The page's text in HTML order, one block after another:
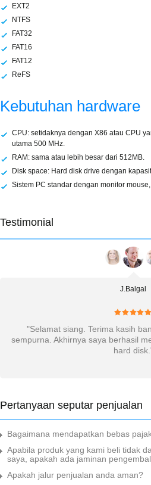
EXT2
NTFS
FAT32
FAT16
FAT12
ReFS
Kebutuhan hardware
CPU: setidaknya dengan X86 atau CPU
utama 500 MHz.
RAM: sama atau lebih besar dari 512MB.
Disk space: Hard disk drive dengan
Sistem PC standar dengan monitor
Testimonial
J.Balgal
"Selamat siang. Terima kasih
sempurna. Akhirnya saya berhasil
hard
Pertanyaan seputar penjualan
Bagaimana mendapatkan bebas
Apabila produk yang kami beli tidak
saya, apakah ada jaminan
Apakah jalur penjualan anda aman?